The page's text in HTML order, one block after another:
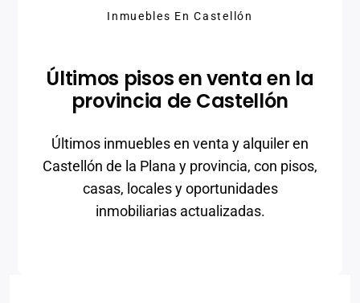
Inmuebles En Castellón
Últimos pisos en venta en la
provincia de Castellón
Últimos inmuebles en venta y alquiler en
Castellón de la Plana y provincia, con pisos,
casas, locales y oportunidades
inmobiliarias actualizadas.